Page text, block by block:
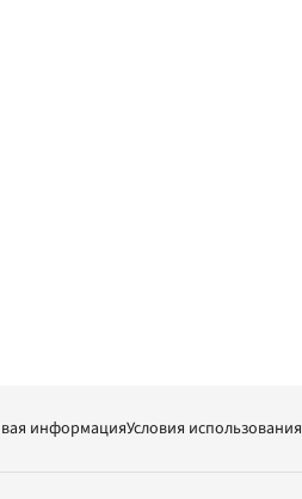
информацияУсловия использования